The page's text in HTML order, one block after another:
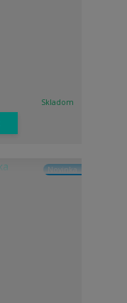
Skladom
Novinka